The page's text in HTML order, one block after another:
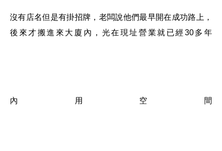
沒有店名但是有掛招牌，老闆說他們最早開在成功路上，
後來才搬進來大廈內，光在現址營業就已經30多年
內用空間